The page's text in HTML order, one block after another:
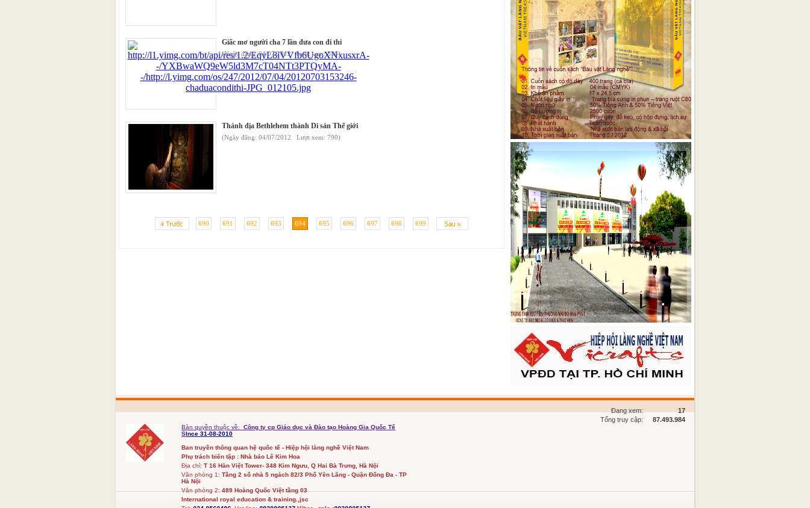
Giấc mơ người cha 7 lần đưa con đi thi
(Ngày đăng: 04/07/2012 Lượt xem: 836)
Thánh địa Bethlehem thành Di sản Thế giới
(Ngày đăng: 04/07/2012 Lượt xem: 790)
690 691 692 693 694 695 696 697 698 699
Bản quyền thuộc về:
Công ty cp Giáo dục và Đào tạo Hoàng Gia Quốc Tế
SInce 31-08-2010
Ban truyền thông quan hệ quốc tế - Hiệp hội làng nghề Việt Nam
Phụ trách biên tập : Nhà báo Lê Kim Hoa
Địa chỉ: T 16 Hàn Việt Tower- 348 Kim Ngưu, Q Hai Bà Trưng, Hà Nội
Văn phòng 1:Tầng 2 số nhà 5 ngách 82/3 Phố Yên Lãng - Quận Đống Đa - TP
Hà Nội
Văn phòng 2:489 Hoàng Quốc Việt tầng 03
International royal education & training.,jsc
17
Đang xem:
87.493.984
Tổng truy cập: